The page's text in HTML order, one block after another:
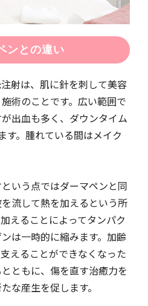
ンとの違い
射は、肌に針を刺して美容
術のことです。広い範囲で
出血も多く、ダウンタイム
す。腫れている間はメイク
いう点ではダーマペンと同
流して熱を加えるという所
えることによってタンパク
は一時的に縮みます。加齢
えることができなくなった
ともに、傷を直す治癒力を
な産生を促します。